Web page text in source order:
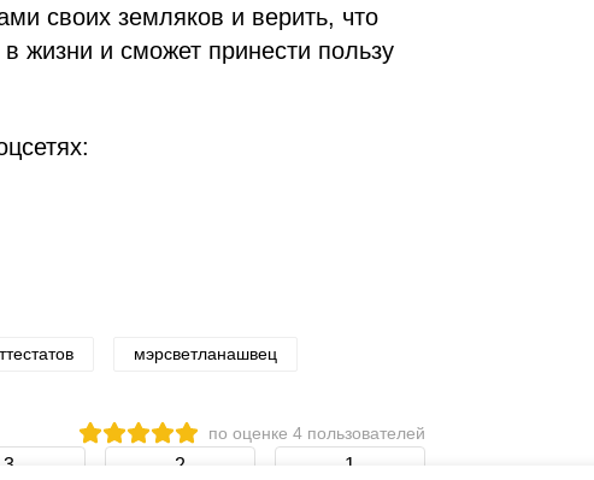
своих земляков и верить, что
жизни и сможет принести пользу
мэрсветланашвец
по оценке 4 пользователей
3 2 1